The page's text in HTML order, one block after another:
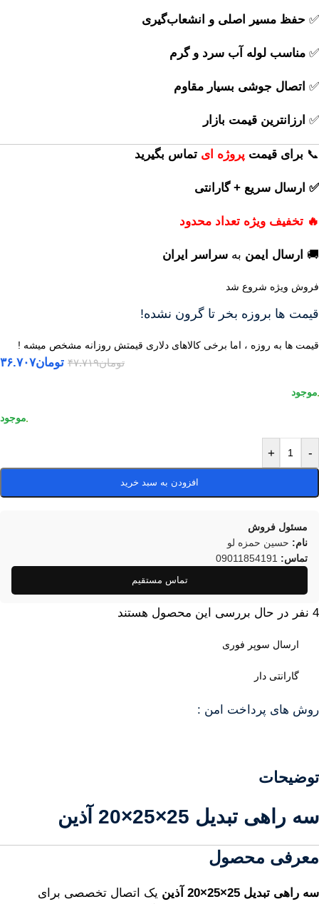
✅ حفظ مسیر اصلی و انشعاب‌گیری
✅ مناسب لوله آب سرد و گرم
✅ اتصال جوشی بسیار مقاوم
✅ ارزانترین قیمت بازار
📞 برای قیمت پروژه ای تماس بگیرید
✅ ارسال سریع + گارانتی
🔥 تخفیف ویژه تعداد محدود
🚚 ارسال ایمن به سراسر ایران
فروش ویژه شروع شد
قیمت ها بروزه بخر تا گرون نشده!
قیمت ها به روزه ، اما برخی کالاهای دلاری قیمتش روزانه مشخص میشه !
تومان۴۷.۷۱۹ تومان۳۶.۷۰۷
-
+
افزودن به سبد خرید
مسئول فروش
نام: حسین حمزه لو
تماس: 09011854191
تماس مستقیم
4 نفر در حال بررسی این محصول هستند
ارسال سوپر فوری
گارانتی دار
روش های پرداخت امن :
توضیحات
سه راهی تبدیل 25×25×20 آذین
معرفی محصول
سه راهی تبدیل 25×25×20 آذین
یک اتصال تخصصی برای